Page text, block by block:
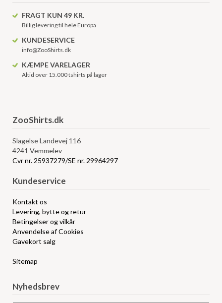
FRAGT KUN 49 KR.
Billig levering til hele Europa
KUNDESERVICE
info@ZooShirts.dk
KÆMPE VARELAGER
Altid over 15.000 tshirts på lager
ZooShirts.dk
Slagelse Landevej 116
4241 Vemmelev
Cvr nr. 25937279/SE nr. 29964297
Kundeservice
Kontakt os
Levering, bytte og retur
Betingelser og vilkår
Anvendelse af Cookies
Gavekort salg
Sitemap
Nyhedsbrev